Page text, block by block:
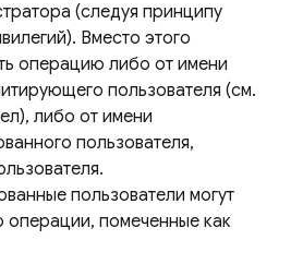
(следуя принципу
Вместо этого
операцию либо от имени
пользователя (см.
либо от имени
пользователя,
пользователи могут
операции, помеченные как